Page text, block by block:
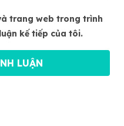
trang web trong trình
kế tiếp của tôi.